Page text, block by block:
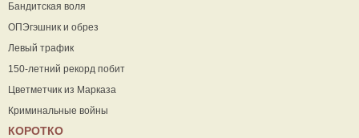
Бандитская воля
ОПЭгэшник и обрез
Левый трафик
150-летний рекорд побит
Цветметчик из Марказа
Криминальные войны
КОРОТКО